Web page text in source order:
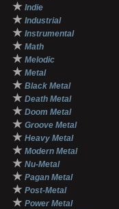
★ Indie
★ Industrial
★ Instrumental
★ Math
★ Melodic
★ Metal
★ Black Metal
★ Death Metal
★ Doom Metal
★ Groove Metal
★ Heavy Metal
★ Modern Metal
★ Nu-Metal
★ Pagan Metal
★ Post-Metal
★ Power Metal